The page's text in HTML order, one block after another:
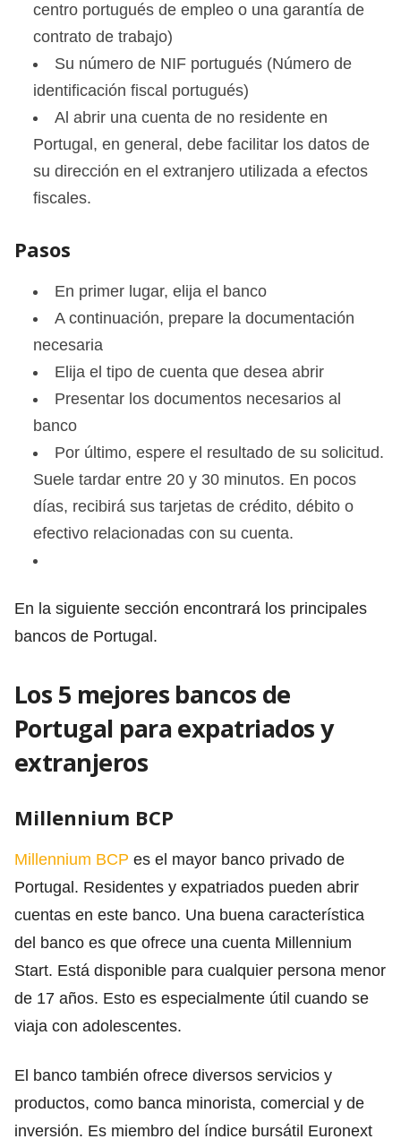
centro portugués de empleo o una garantía de
contrato de trabajo)
Su número de NIF portugués (Número de
identificación fiscal portugués)
Al abrir una cuenta de no residente en
Portugal, en general, debe facilitar los datos de
su dirección en el extranjero utilizada a efectos
fiscales.
Pasos
En primer lugar, elija el banco
A continuación, prepare la documentación
necesaria
Elija el tipo de cuenta que desea abrir
Presentar los documentos necesarios al
banco
Por último, espere el resultado de su solicitud.
Suele tardar entre 20 y 30 minutos. En pocos
días, recibirá sus tarjetas de crédito, débito o
efectivo relacionadas con su cuenta.
En la siguiente sección encontrará los principales
bancos de Portugal.
Los 5 mejores bancos de
Portugal para expatriados y
extranjeros
Millennium BCP
Millennium BCP es el mayor banco privado de
Portugal. Residentes y expatriados pueden abrir
cuentas en este banco. Una buena característica
del banco es que ofrece una cuenta Millennium
Start. Está disponible para cualquier persona menor
de 17 años. Esto es especialmente útil cuando se
viaja con adolescentes.
El banco también ofrece diversos servicios y
productos, como banca minorista, comercial y de
inversión. Es miembro del índice bursátil Euronext